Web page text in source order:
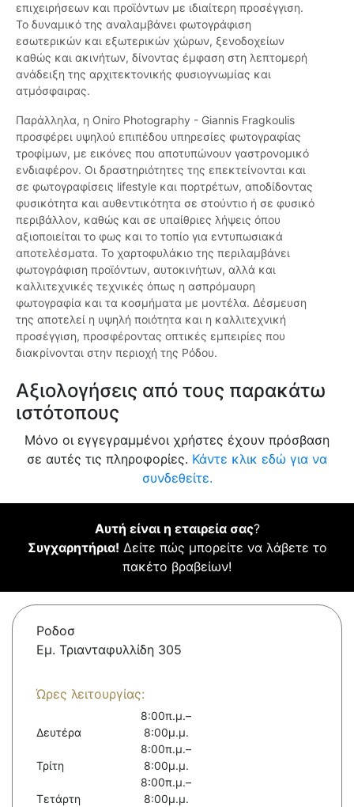
επιχειρήσεων και προϊόντων με ιδιαίτερη προσέγγιση.
Το δυναμικό της αναλαμβάνει φωτογράφιση
εσωτερικών και εξωτερικών χώρων, ξενοδοχείων
καθώς και ακινήτων, δίνοντας έμφαση στη λεπτομερή
ανάδειξη της αρχιτεκτονικής φυσιογνωμίας και
ατμόσφαιρας.
Παράλληλα, η Oniro Photography - Giannis Fragkoulis
προσφέρει υψηλού επιπέδου υπηρεσίες φωτογραφίας
τροφίμων, με εικόνες που αποτυπώνουν γαστρονομικό
ενδιαφέρον. Οι δραστηριότητες της επεκτείνονται και
σε φωτογραφίσεις lifestyle και πορτρέτων, αποδίδοντας
φυσικότητα και αυθεντικότητα σε στούντιο ή σε φυσικό
περιβάλλον, καθώς και σε υπαίθριες λήψεις όπου
αξιοποιείται το φως και το τοπίο για εντυπωσιακά
αποτελέσματα. Το χαρτοφυλάκιο της περιλαμβάνει
φωτογράφιση προϊόντων, αυτοκινήτων, αλλά και
καλλιτεχνικές τεχνικές όπως η ασπρόμαυρη
φωτογραφία και τα κοσμήματα με μοντέλα. Δέσμευση
της αποτελεί η υψηλή ποιότητα και η καλλιτεχνική
προσέγγιση, προσφέροντας οπτικές εμπειρίες που
διακρίνονται στην περιοχή της Ρόδου.
Αξιολογήσεις από τους παρακάτω
ιστότοπους
Μόνο οι εγγεγραμμένοι χρήστες έχουν πρόσβαση
σε αυτές τις πληροφορίες. Κάντε κλικ εδώ για να
συνδεθείτε.
Αυτή είναι η εταιρεία σας?
Συγχαρητήρια! Δείτε πώς μπορείτε να λάβετε το
πακέτο βραβείων!
Ροδοσ
Εμ. Τριανταφυλλίδη 305
Ώρες λειτουργίας:
Δευτέρα
8:00π.μ.–
8:00μ.μ.
Τρίτη
8:00π.μ.–
8:00μ.μ.
Τετάρτη
8:00π.μ.–
8:00μ.μ.